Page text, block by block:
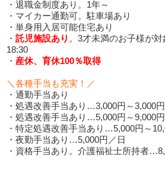
・退職金制度あり。1年～
・マイカー通勤可。駐車場あり
・単身用入居可能住宅あり
・託児施設あり 。3才未満のお子様が
18:30
・ 産休、育休100％取得
＼各種手当も充実！／
・通勤手当あり
・処遇改善手当あり…3,000円～3,000円
・処遇改善手当あり…5,000円～9,000円
・特定処遇改善手当あり…5,000円～
・夜勤手当あり…5,000円／日
・資格手当あり。介護福祉士所持者